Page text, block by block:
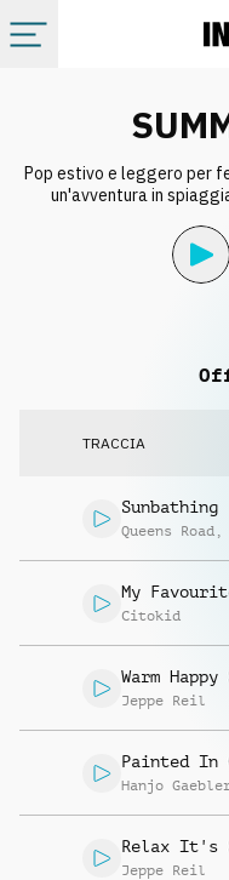
Album
Pop estivo e leggero per
un'avventura in
TRACCIA
Sunbathing
Queens Road ,
My
Citokid
Warm Happy
Jeppe Reil
Painted In
Hanjo
Relax It's
Jeppe Reil